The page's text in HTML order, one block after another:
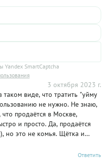
SmartCaptcha
3 октября 2023 г.
виде, что тратить "уйму
не нужно. Не знаю,
продаётся в Москве,
и просто. Да, продаётся
но это не комья. Щётка и
готова к тому, чтобы
Ответить